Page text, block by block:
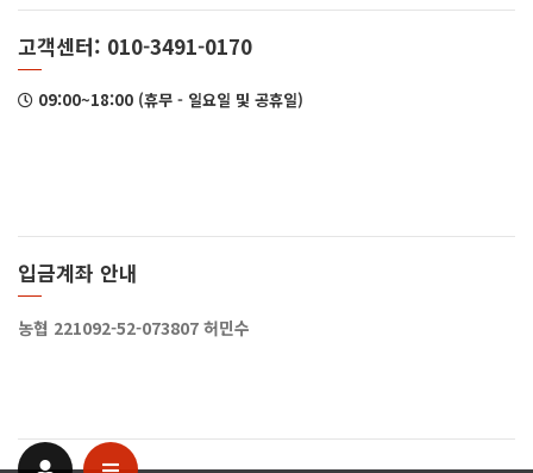
고객센터: 010-3491-0170
09:00~18:00 (휴무 - 일요일 및 공휴일)
입금계좌 안내
농협 221092-52-073807 허민수